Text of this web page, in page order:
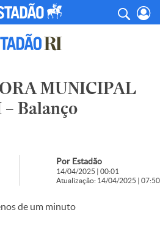
MUNICIPAL
Balanço
Por Estadão
14/04/2025 | 00:01
Atualização: 14/04/2025 | 07:50
de um minuto